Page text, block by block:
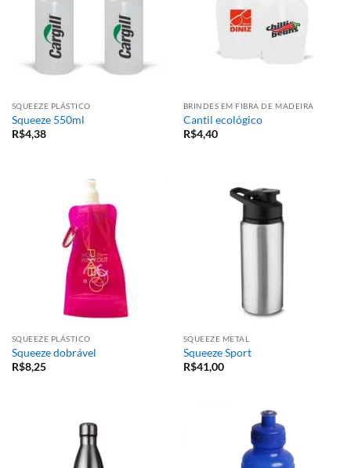
SQUEEZE PLÁSTICO
Squeeze 550ml
R$4,38
BRINDES EM FIBRA DE MADEIRA
Cantil ecológico
R$4,40
SQUEEZE PLÁSTICO
Squeeze dobrável
R$8,25
SQUEEZE METAL
Squeeze Sport
R$41,00